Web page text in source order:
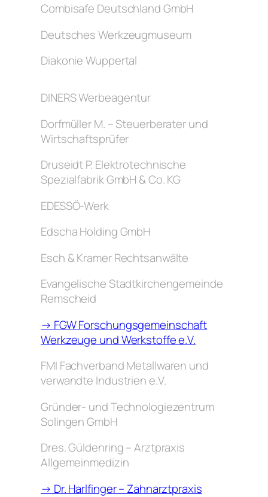
Combisafe Deutschland GmbH
Deutsches Werkzeugmuseum
Diakonie Wuppertal
DINERS Werbeagentur
Dorfmüller M. – Steuerberater und
Wirtschaftsprüfer
Druseidt P. Elektrotechnische
Spezialfabrik GmbH & Co. KG
EDESSÖ-Werk
Edscha Holding GmbH
Esch & Kramer Rechtsanwälte
Evangelische Stadtkirchengemeinde
Remscheid
→ FGW Forschungsgemeinschaft
Werkzeuge und Werkstoffe e.V.
FMI Fachverband Metallwaren und
verwandte Industrien e.V.
Gründer- und Technologiezentrum
Solingen GmbH
Dres. Güldenring – Arztpraxis
Allgemeinmedizin
→ Dr. Harlfinger – Zahnarztpraxis